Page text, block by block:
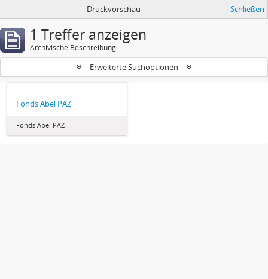
Druckvorschau Schließen
1 Treffer anzeigen
Archivische Beschreibung
Erweiterte Suchoptionen
Fonds Abel PAZ
Fonds Abel PAZ